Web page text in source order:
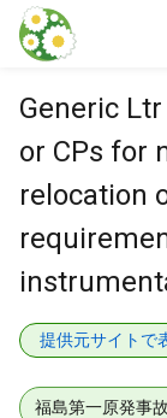
本文に飛ぶ
Generic
or CPs for
relocation
提供元サイトで
福島第一原発事